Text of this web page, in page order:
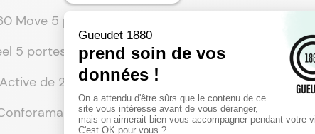
Move 5 portes de 2017 & 82 000 km : 7 990 €
5 portes de 2018 & 40 000 km : 8 990 €
de 2018 & 83 000 km : 8 990 €
de 2019 & 35 000 km : 9 100 €